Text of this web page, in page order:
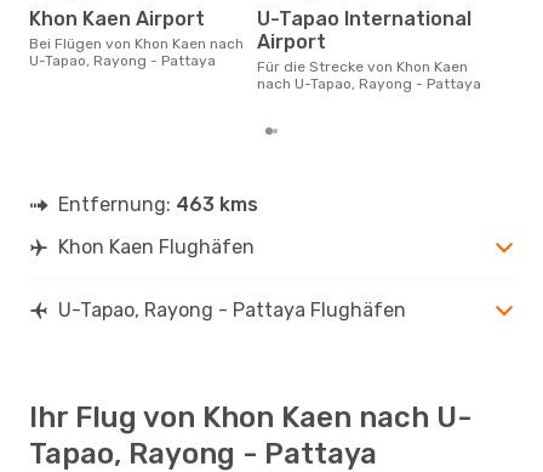
Khon Kaen Airport
Bei Flügen von Khon Kaen nach
U-Tapao, Rayong - Pattaya
U-Tapao International
Airport
Für die Strecke von Khon Kaen
nach U-Tapao, Rayong - Pattaya
Entfernung: 463 kms
Khon Kaen Flughäfen
U-Tapao, Rayong - Pattaya Flughäfen
Ihr Flug von Khon Kaen nach U-
Tapao, Rayong - Pattaya